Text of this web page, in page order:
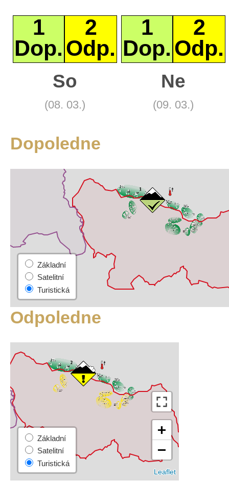
1
Dop.
2
Odp.
1
Dop.
2
Odp.
So
(08. 03.)
Ne
(09. 03.)
Dopoledne
Odpoledne